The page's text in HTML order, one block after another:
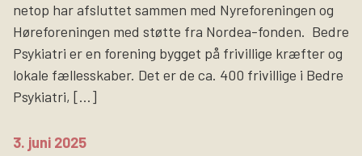
netop har afsluttet sammen med Nyreforeningen og
Høreforeningen med støtte fra Nordea-fonden. Bedre
Psykiatri er en forening bygget på frivillige kræfter og
lokale fællesskaber. Det er de ca. 400 frivillige i Bedre
Psykiatri, […]
3. juni 2025